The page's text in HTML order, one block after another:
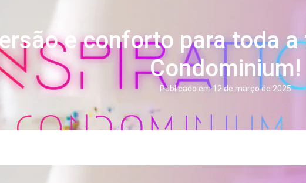
e conforto para toda a
Condominium!
Publicado em 12 de março de 2025